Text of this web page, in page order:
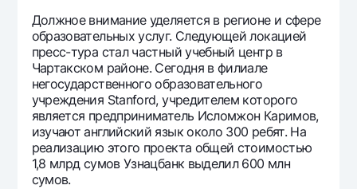
Должное внимание уделяется в регионе и сфере
образовательных услуг. Cледующей локацией
пресс-тура стал частный учебный центр в
Чартакском районе. Сегодня в филиале
негосударственного образовательного
учреждения Stanford, учредителем которого
является предприниматель Исломжон Каримов,
изучают английский язык около 300 ребят. На
реализацию этого проекта общей стоимостью
1,8 млрд сумов Узнацбанк выделил 600 млн
сумов.